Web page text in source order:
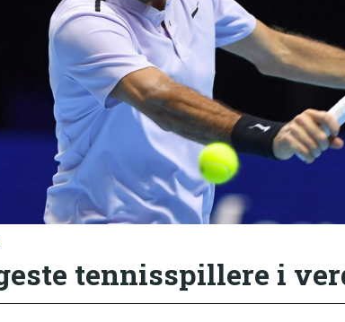
tennisspillere i